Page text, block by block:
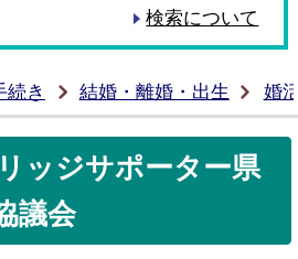
検索について
続き 結婚・離婚・出生 婚
ッジサポーター県
議会